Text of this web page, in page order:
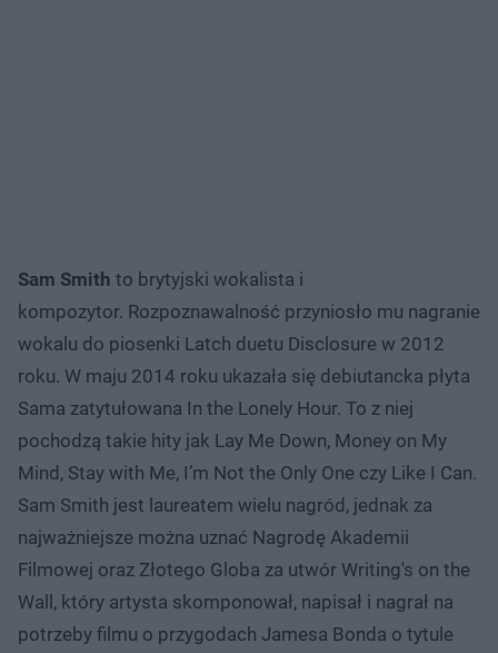
Sam Smith to brytyjski wokalista i
kompozytor. Rozpoznawalność przyniosło mu nagranie
wokalu do piosenki Latch duetu Disclosure w 2012
roku. W maju 2014 roku ukazała się debiutancka płyta
Sama zatytułowana In the Lonely Hour. To z niej
pochodzą takie hity jak Lay Me Down, Money on My
Mind, Stay with Me, I’m Not the Only One czy Like I Can.
Sam Smith jest laureatem wielu nagród, jednak za
najważniejsze można uznać Nagrodę Akademii
Filmowej oraz Złotego Globa za utwór Writing's on the
Wall, który artysta skomponował, napisał i nagrał na
potrzeby filmu o przygodach Jamesa Bonda o tytule